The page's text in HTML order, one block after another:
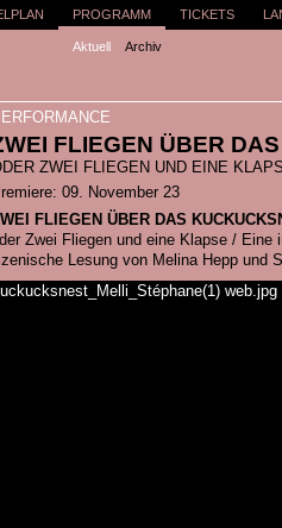
PROGRAMM
Aktuell Archiv
TICKETS
FLIEGEN ÜBER
ZWEI FLIEGEN UND EINE
09. November 23
FLIEGEN ÜBER DAS
Zwei Fliegen und eine Klapse / Eine
Lesung von Melina Hepp und